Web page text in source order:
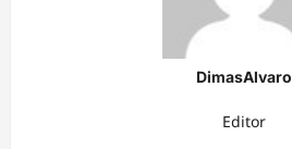
DimasAlvaro
Editor